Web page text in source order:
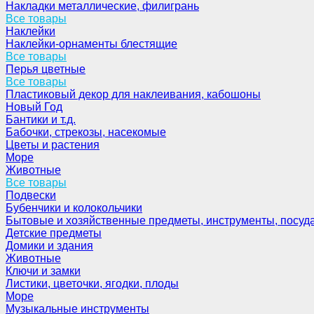
Накладки металлические, филигрань
Все товары
Наклейки
Наклейки-орнаменты блестящие
Все товары
Перья цветные
Все товары
Пластиковый декор для наклеивания, кабошоны
Новый Год
Бантики и т.д.
Бабочки, стрекозы, насекомые
Цветы и растения
Море
Животные
Все товары
Подвески
Бубенчики и колокольчики
Бытовые и хозяйственные предметы, инструменты,
Детские предметы
Домики и здания
Животные
Ключи и замки
Листики, цветочки, ягодки, плоды
Море
Музыкальные инструменты